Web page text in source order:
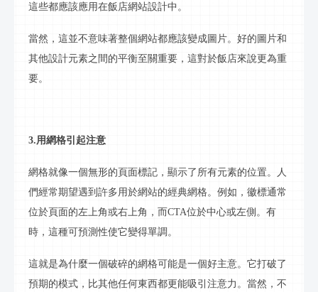
這些都應該應用在飯店網站設計中。
當然，這並不意味著整個網站都應該變成圖片。好的圖片和
其他設計元素之間的平衡至關重要，這對於飯店來說更為重
要。
3.用網格引起注意
網格就像一個無形的頁面標記，顯示了所有元素的位置。人
們經常期望遇到許多用於網站的經典網格。例如，徽標通常
位於頁面的左上角或右上角，而CTA位於中心或左側。有
時，這種可預測性使它變得單調。
這就是為什麼一個破碎的網格可能是一個好主意。它打破了
預期的模式，比其他任何東西都更能吸引注意力。當然，不